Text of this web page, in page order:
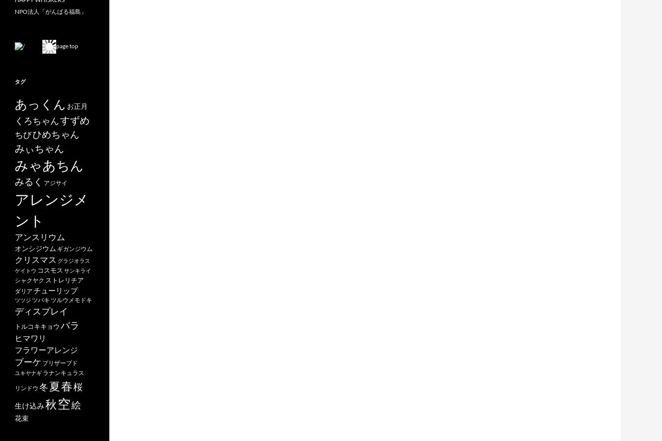
NPO法人「がんばる福島」
page top
タグ
あっくん お正月
くろちゃんすずめ
ちびひめちゃん
みぃちゃん
みゃあちん
みるく アジサイ
アレンジメ
ント
アンスリウム
オンシジウム ギガンジウム
クリスマス グラジオラス
ケイトウ コスモス サンキライ
シャクヤク ストレリチア
ダリア チューリップ
ツツジ ツバキ ツルウメモドキ
ディスプレイ
トルコキキョウ バラ
ヒマワリ
フラワーアレンジ
ブーケ プリザーブド
ユキヤナギ ラナンキュラス
リンドウ 冬夏春桜
生け込み秋 空絵
花束